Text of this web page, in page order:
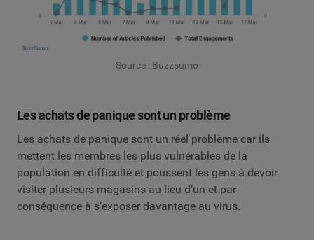
Source : Buzzsumo
Les achats de panique sont un problème
Les achats de panique sont un réel problème car ils
mettent les membres les plus vulnérables de la
population en difficulté et poussent les gens à devoir
visiter plusieurs magasins au lieu d’un et par
conséquence à s’exposer davantage au virus.